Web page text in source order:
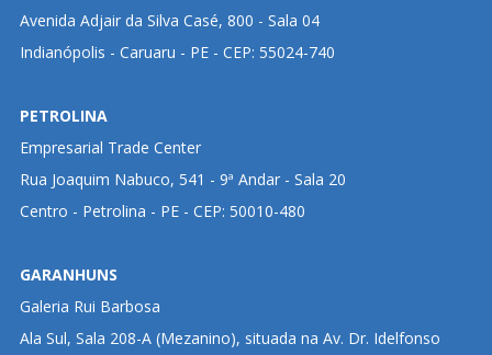
Avenida Adjair da Silva Casé, 800 - Sala 04
Indianópolis - Caruaru - PE - CEP: 55024-740
PETROLINA
Empresarial Trade Center
Rua Joaquim Nabuco, 541 - 9ª Andar - Sala 20
Centro - Petrolina - PE - CEP: 50010-480
GARANHUNS
Galeria Rui Barbosa
Ala Sul, Sala 208-A (Mezanino), situada na Av. Dr. Idelfonso